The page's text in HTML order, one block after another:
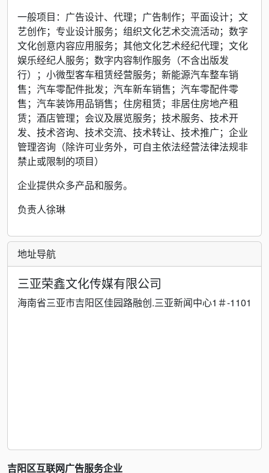
一般项目：广告设计、代理；广告制作；平面设计；文
艺创作；专业设计服务；组织文化艺术交流活动；数字
文化创意内容应用服务；其他文化艺术经纪代理；文化
娱乐经纪人服务；数字内容制作服务（不含出版发
行）；小微型客车租赁经营服务；新能源汽车整车销
售；汽车零配件批发；汽车新车销售；汽车零配件零
售；汽车装饰用品销售；住房租赁；非居住房地产租
赁；酒店管理；会议及展览服务；技术服务、技术开
发、技术咨询、技术交流、技术转让、技术推广；企业
管理咨询（除许可业务外，可自主依法经营法律法规非
禁止或限制的项目）
企业提供众多产品和服务。
负责人徐琳
地址导航
三亚荣鑫文化传媒有限公司
海南省三亚市吉阳区佳园路融创.三亚新闻中心1＃-1101
吉阳区互联网广告服务企业